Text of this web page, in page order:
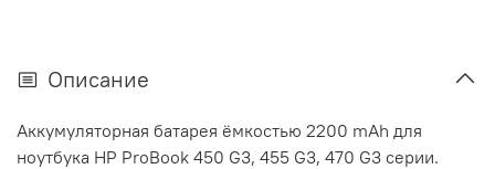
Описание
Аккумуляторная батарея ёмкостью 2200 mAh для
ноутбука HP ProBook 450 G3, 455 G3, 470 G3 серии.